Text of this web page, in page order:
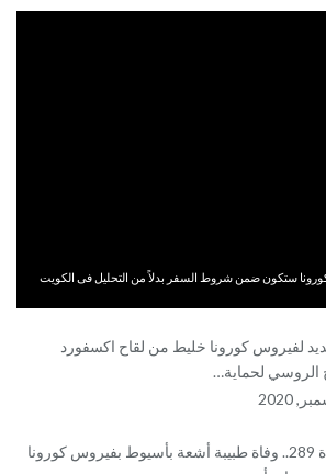
ستكون ضمن شروط السفر بدلاً من التحليل فى الكويت
لفيروس كورونا خليط من لقاح اكسفورد
الروسي لحماية…
الشهيدة 289.. وفاة طبيبة أشعة بأسيوط بفيروس كورونا